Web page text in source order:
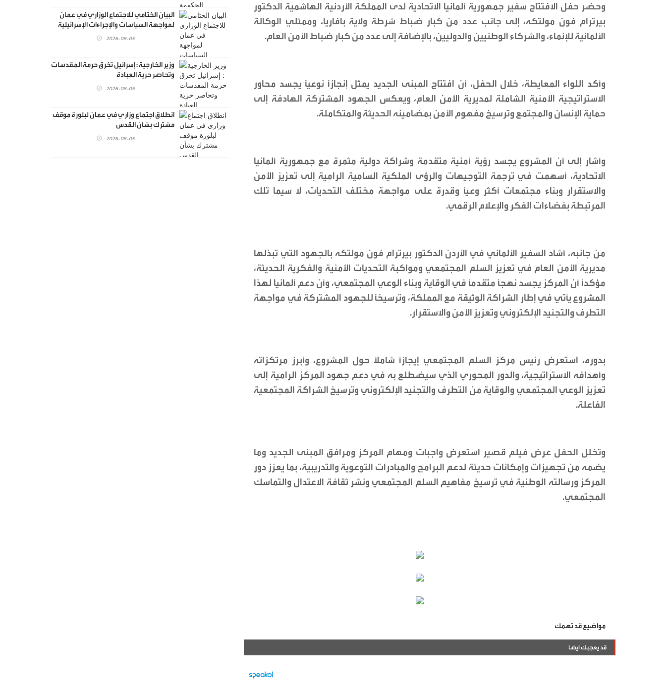
وحضر حفل الافتتاح سفير جمهورية ألمانيا الاتحادية لدى المملكة الأردنية الهاشمية الدكتور
بيرترام فون مولتكه، إلى جانب عدد من كبار ضباط شرطة ولاية بافاريا، وممثلي الوكالة
الألمانية للإنماء، والشركاء الوطنيين والدوليين، بالإضافة إلى عدد من كبار ضباط الأمن العام.
وأكد اللواء المعايطة، خلال الحفل، أن افتتاح المبنى الجديد يمثل إنجازاً نوعياً يجسد محاور
الاستراتيجية الأمنية الشاملة لمديرية الأمن العام، ويعكس الجهود المشتركة الهادفة إلى
حماية الإنسان والمجتمع وترسيخ مفهوم الأمن بمضامينه الحديثة والمتكاملة.
وأشار إلى أن المشروع يجسد رؤية أمنية متقدمة وشراكة دولية مثمرة مع جمهورية ألمانيا
الاتحادية، أسهمت في ترجمة التوجيهات والرؤى الملكية السامية الرامية إلى تعزيز الأمن
والاستقرار وبناء مجتمعات أكثر وعياً وقدرة على مواجهة مختلف التحديات، لا سيما تلك
المرتبطة بفضاءات الفكر والإعلام الرقمي.
من جانبه، أشاد السفير الألماني في الأردن الدكتور بيرترام فون مولتكه بالجهود التي تبذلها
مديرية الأمن العام في تعزيز السلم المجتمعي ومواكبة التحديات الأمنية والفكرية الحديثة،
مؤكداً أن المركز يجسد نهجاً متقدماً في الوقاية وبناء الوعي المجتمعي، وأن دعم ألمانيا لهذا
المشروع يأتي في إطار الشراكة الوثيقة مع المملكة، وترسيخاً للجهود المشتركة في مواجهة
التطرف والتجنيد الإلكتروني وتعزيز الأمن والاستقرار.
بدوره، استعرض رئيس مركز السلم المجتمعي إيجازاً شاملاً حول المشروع، وأبرز مرتكزاته
وأهدافه الاستراتيجية، والدور المحوري الذي سيضطلع به في دعم جهود المركز الرامية إلى
تعزيز الوعي المجتمعي والوقاية من التطرف والتجنيد الإلكتروني وترسيخ الشراكة المجتمعية
الفاعلة.
وتخلل الحفل عرض فيلم قصير استعرض واجبات ومهام المركز ومرافق المبنى الجديد وما
يضمه من تجهيزات وإمكانات حديثة لدعم البرامج والمبادرات التوعوية والتدريبية، بما يعزز دور
المركز ورسالته الوطنية في ترسيخ مفاهيم السلم المجتمعي ونشر ثقافة الاعتدال والتماسك
المجتمعي.
مواضيع قد تهمك
قد يعجبك ايضا
البيان الختامي للاجتماع الوزاري في عمان
لمواجهة السياسات والإجراءات الإسرائيلية
اللاشرعية في القدس
2026-08-05
وزير الخارجية : إسرائيل تخرق حرمة المقدسات
وتحاصر حرية العبادة
2026-08-05
انطلاق اجتماع وزاري في عمان لبلورة موقف
مشترك بشأن القدس
2026-08-05